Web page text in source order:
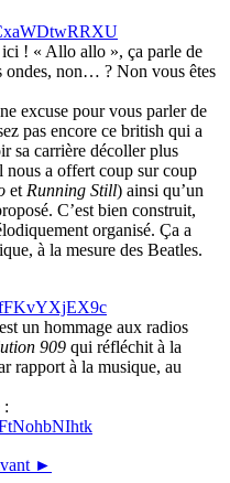
! « Allo allo », ça parle de
ondes, non… ? Non vous êtes
excuse pour vous parler de
pas encore ce british qui a
sa carrière décoller plus
a offert coup sur coup
et Running Still) ainsi qu’un
C’est bien construit,
organisé. Ça a
à la mesure des Beatles.
un hommage aux radios
909 qui réfléchit à la
rapport à la musique, au
:
►